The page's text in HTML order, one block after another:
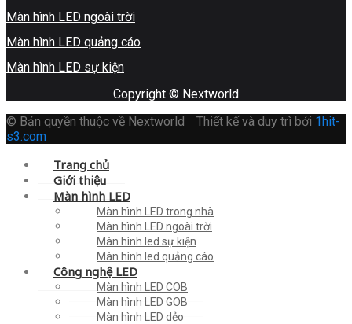
Màn hình LED ngoài trời
Màn hình LED quảng cáo
Màn hình LED sự kiện
Copyright © Nextworld
© Bản quyền thuộc về Nextworld
Thiết kế và duy trì bởi 1hit-
s3.com
Trang chủ
Giới thiệu
Màn hình LED
Màn hình LED trong nhà
Màn hình LED ngoài trời
Màn hình led sự kiện
Màn hình led quảng cáo
Công nghệ LED
Màn hình LED COB
Màn hình LED GOB
Màn hình LED dẻo